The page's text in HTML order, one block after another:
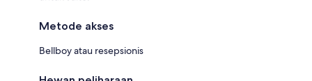
Metode akses
Bellboy atau resepsionis